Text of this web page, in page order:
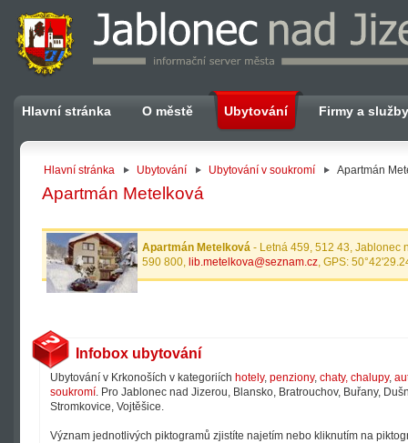
Hlavní stránka O městě Ubytování Firmy a služby
Hlavní stránka Ubytování Ubytování v soukromí Apartmán
Apartmán Metelková
Apartmán Metelková - Letná 459, 512 43, Jablonec
590 800, lib.metelkova@seznam.cz, GPS:
Infobox ubytování
Ubytování v Krkonoších v kategoriích hotely, penziony, chaty, chalupy,
soukromí. Pro Jablonec nad Jizerou, Blansko, Bratrouchov, Buřany,
Stromkovice, Vojtěšice.
Význam jednotlivých piktogramů zjistíte najetím nebo kliknutím na